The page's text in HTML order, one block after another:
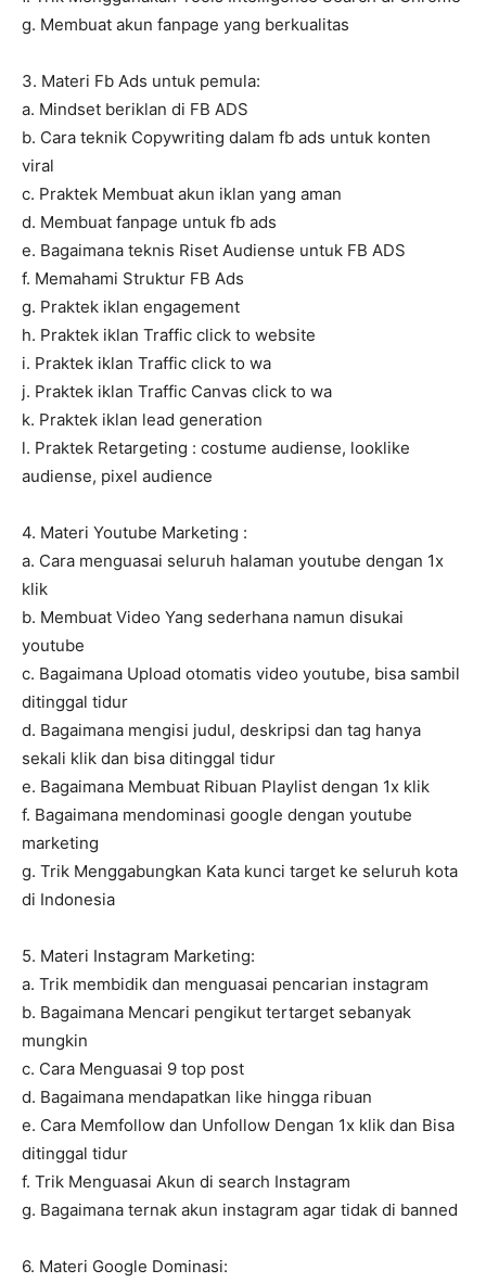
g. Membuat akun fanpage yang berkualitas
3. Materi Fb Ads untuk pemula:
a. Mindset beriklan di FB ADS
b. Cara teknik Copywriting dalam fb ads untuk konten
viral
c. Praktek Membuat akun iklan yang aman
d. Membuat fanpage untuk fb ads
e. Bagaimana teknis Riset Audiense untuk FB ADS
f. Memahami Struktur FB Ads
g. Praktek iklan engagement
h. Praktek iklan Traffic click to website
i. Praktek iklan Traffic click to wa
j. Praktek iklan Traffic Canvas click to wa
k. Praktek iklan lead generation
l. Praktek Retargeting : costume audiense, looklike
audiense, pixel audience
4. Materi Youtube Marketing :
a. Cara menguasai seluruh halaman youtube dengan 1x
klik
b. Membuat Video Yang sederhana namun disukai
youtube
c. Bagaimana Upload otomatis video youtube, bisa sambil
ditinggal tidur
d. Bagaimana mengisi judul, deskripsi dan tag hanya
sekali klik dan bisa ditinggal tidur
e. Bagaimana Membuat Ribuan Playlist dengan 1x klik
f. Bagaimana mendominasi google dengan youtube
marketing
g. Trik Menggabungkan Kata kunci target ke seluruh kota
di Indonesia
5. Materi Instagram Marketing:
a. Trik membidik dan menguasai pencarian instagram
b. Bagaimana Mencari pengikut tertarget sebanyak
mungkin
c. Cara Menguasai 9 top post
d. Bagaimana mendapatkan like hingga ribuan
e. Cara Memfollow dan Unfollow Dengan 1x klik dan Bisa
ditinggal tidur
f. Trik Menguasai Akun di search Instagram
g. Bagaimana ternak akun instagram agar tidak di banned
6. Materi Google Dominasi: